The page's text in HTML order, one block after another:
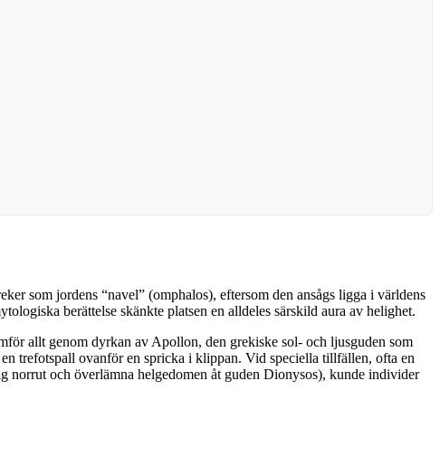
som jordens “navel” (omphalos), eftersom den ansågs ligga i världens
berättelse skänkte platsen en alldeles särskild aura av helighet.
allt genom dyrkan av Apollon, den grekiske sol- och ljusguden som
trefotspall ovanför en spricka i klippan. Vid speciella tillfällen, ofta en
norrut och överlämna helgedomen åt guden Dionysos), kunde individer